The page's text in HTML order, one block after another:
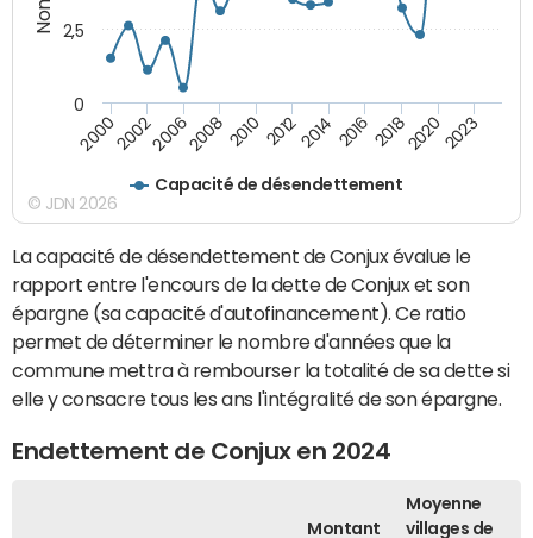
Capacité de désendettement
20002002200620082010 20122014 2016201820202023
0
2,5
© JDN 2026
La capacité de désendettement de Conjux évalue le
rapport entre l'encours de la dette de Conjux et son
épargne (sa capacité d'autofinancement). Ce ratio
permet de déterminer le nombre d'années que la
commune mettra à rembourser la totalité de sa dette si
elle y consacre tous les ans l'intégralité de son épargne.
Endettement de Conjux en 2024
Montant
Moyenne
villages de